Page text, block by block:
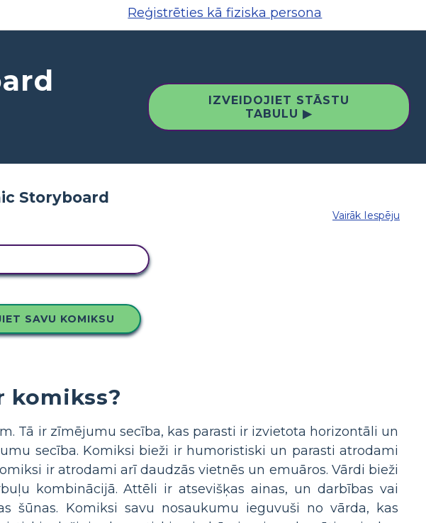
Reģistrēties kā fiziska persona
IZVEIDOJIET STĀSTU
TABULU ▶
Vairāk Iespēju
SAVU KOMIKSU
komikss?
Tā ir zīmējumu secība, kas parasti ir izvietota horizontāli un
secība. Komiksi bieži ir humoristiski un parasti atrodami
ir atrodami arī daudzās vietnēs un emuāros. Vārdi bieži
kombinācijā. Attēli ir atsevišķas ainas, un darbības vai
šūnas. Komiksi savu nosaukumu ieguvuši no vārda, kas